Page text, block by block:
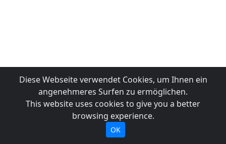
Diese Webseite verwendet Cookies, um Ihnen ein
angenehmeres Surfen zu ermöglichen.
This website uses cookies to give you a better
browsing experience.
OK